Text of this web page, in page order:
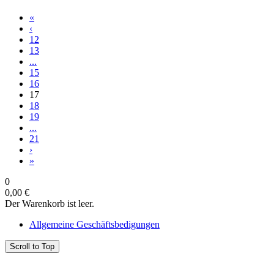
«
‹
12
13
...
15
16
17
18
19
...
21
›
»
0
0,00 €
Der Warenkorb ist leer.
Allgemeine Geschäftsbedigungen
Scroll to Top